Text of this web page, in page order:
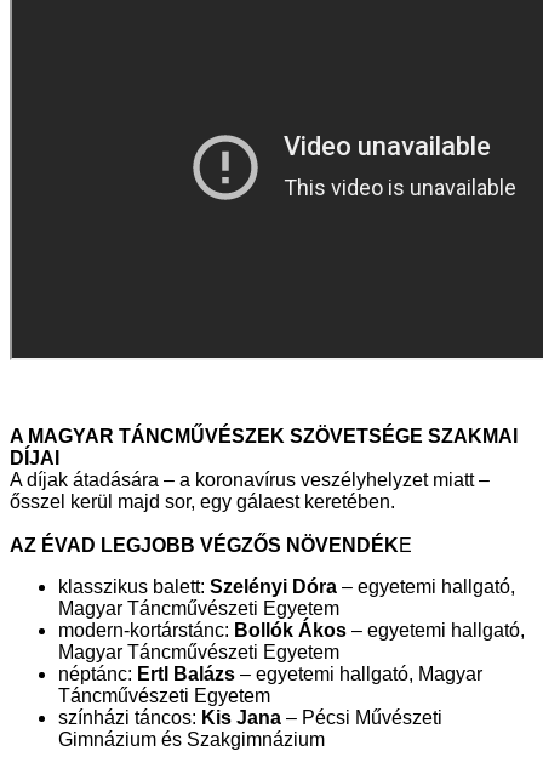
A MAGYAR TÁNCMŰVÉSZEK SZÖVETSÉGE SZAKMAI
DÍJAI
A díjak átadására – a koronavírus veszélyhelyzet miatt –
ősszel kerül majd sor, egy gálaest keretében.
AZ ÉVAD LEGJOBB VÉGZŐS NÖVENDÉKE
klasszikus balett: Szelényi Dóra – egyetemi hallgató,
Magyar Táncművészeti Egyetem
modern-kortárstánc: Bollók Ákos – egyetemi hallgató,
Magyar Táncművészeti Egyetem
néptánc: Ertl Balázs – egyetemi hallgató, Magyar
Táncművészeti Egyetem
színházi táncos: Kis Jana – Pécsi Művészeti
Gimnázium és Szakgimnázium